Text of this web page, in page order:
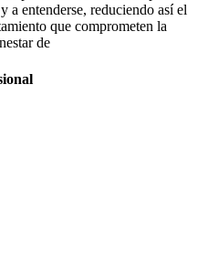
a entenderse, reduciendo así el
que comprometen la
de